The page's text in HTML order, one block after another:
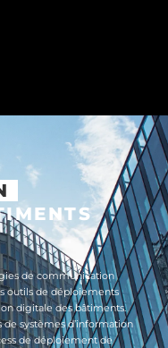
de communication
outils de déploiements
digitale des bâtiments.
de systèmes d’information
de déploiement de